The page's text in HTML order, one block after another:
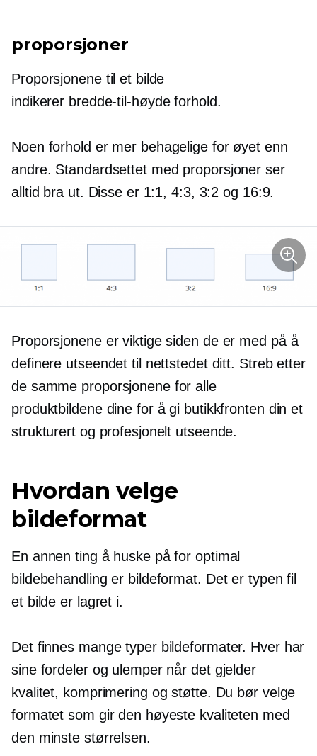
proporsjoner
Proporsjonene til et bilde
indikerer bredde-til-høydeforhold.
Noen forhold er mer behagelige for øyet enn
andre. Standardsettet med proporsjoner ser
alltid bra ut. Disse er 1:1, 4:3, 3:2 og 16:9.
Proporsjonene er viktige siden de er med på å
definere utseendet til nettstedet ditt. Streb etter
de samme proporsjonene for alle
produktbildene dine for å gi butikkfronten din et
strukturert og profesjonelt utseende.
Hvordan velge
bildeformat
En annen ting å huske på for optimal
bildebehandling er bildeformat. Det er typen fil
et bilde er lagret i.
Det finnes mange typer bildeformater. Hver har
sine fordeler og ulemper når det gjelder
kvalitet, komprimering og støtte. Du bør velge
formatet som gir den høyeste kvaliteten med
den minste størrelsen.